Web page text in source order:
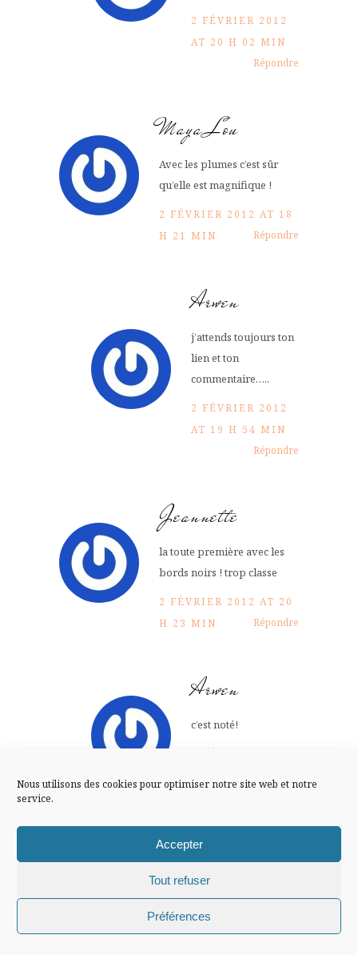
Nous utilisons des cookies pour optimiser notre site web et notre
service.
Accepter
Tout refuser
Préférences
2 FÉVRIER 2012
AT 20 H 02 MIN
Répondre
Maya Lou
Avec les plumes c’est sûr
qu’elle est magnifique !
2 FÉVRIER 2012 AT 18
H 21 MIN
Répondre
Arwen
j’attends toujours ton
lien et ton
commentaire…..
2 FÉVRIER 2012
AT 19 H 54 MIN
Répondre
Jeannette
la toute première avec les
bords noirs ! trop classe
2 FÉVRIER 2012 AT 20
H 23 MIN
Répondre
Arwen
c’est noté!
LAISSEZ UN COMMENTAIRE
FLUX INSTA
Mentions légales